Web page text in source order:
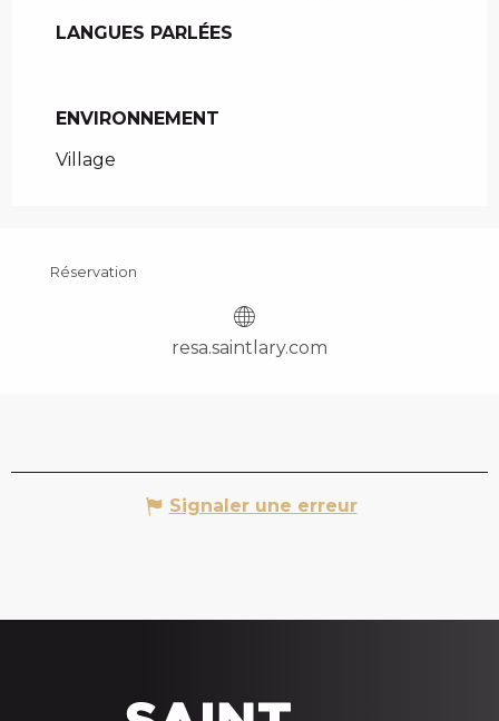
LANGUES PARLÉES
LANGUES PARLÉES
ENVIRONNEMENT
ENVIRONNEMENT
Village
Réservation
resa.saintlary.com
Signaler une erreur